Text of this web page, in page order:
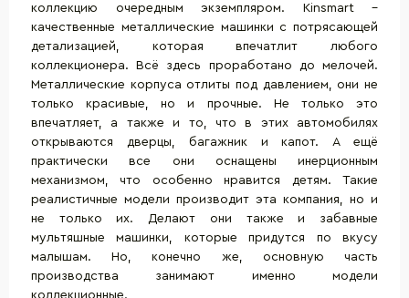
коллекцию очередным экземпляром. Кinsmart –
качественные металлические машинки с потрясающей
детализацией, которая впечатлит любого
коллекционера. Всё здесь проработано до мелочей.
Металлические корпуса отлиты под давлением, они не
только красивые, но и прочные. Не только это
впечатляет, а также и то, что в этих автомобилях
открываются дверцы, багажник и капот. А ещё
практически все они оснащены инерционным
механизмом, что особенно нравится детям. Такие
реалистичные модели производит эта компания, но и
не только их. Делают они также и забавные
мультяшные машинки, которые придутся по вкусу
малышам. Но, конечно же, основную часть
производства занимают именно модели
коллекционные.